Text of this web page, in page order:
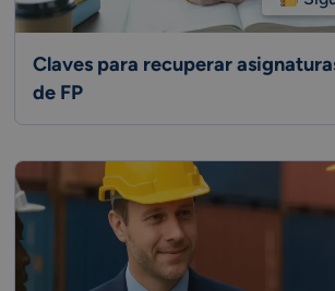
Claves para recuperar
de FP